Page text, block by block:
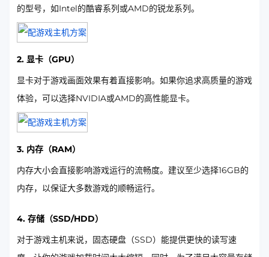
的型号，如Intel的酷睿系列或AMD的锐龙系列。
2. 显卡（GPU）
显卡对于游戏画面效果有着直接影响。如果你追求高质量的游戏
体验，可以选择NVIDIA或AMD的高性能显卡。
3. 内存（RAM）
内存大小会直接影响游戏运行的流畅度。建议至少选择16GB的
内存，以保证大多数游戏的顺畅运行。
4. 存储（SSD/HDD）
对于游戏主机来说，固态硬盘（SSD）能提供更快的读写速